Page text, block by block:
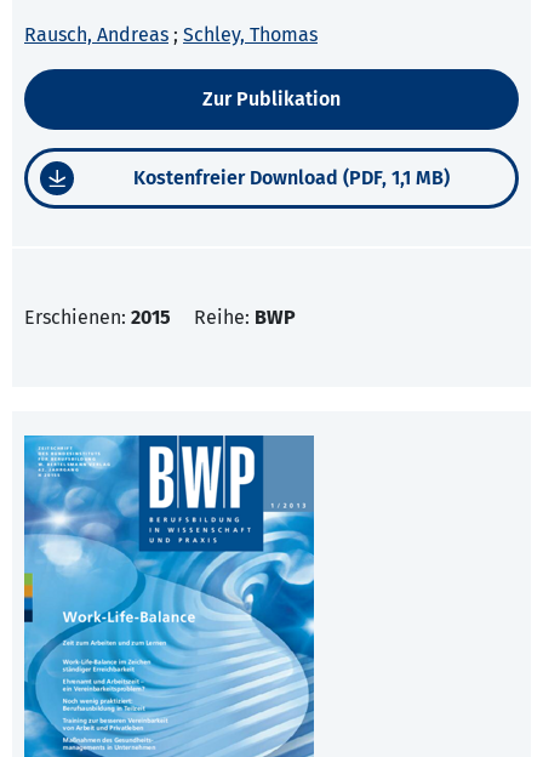
Rausch, Andreas ; Schley, Thomas
Zur Publikation
Kostenfreier Download (PDF, 1,1 MB)
Erschienen: 2015 Reihe: BWP